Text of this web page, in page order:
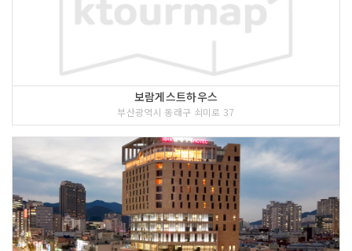
보람게스트하우스
부산광역시 동래구 쇠미로 37